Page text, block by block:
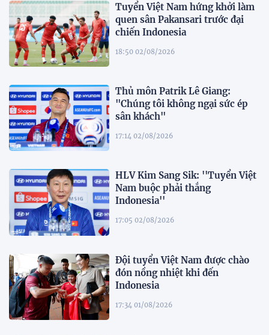
Tuyển Việt Nam hứng khởi làm
quen sân Pakansari trước đại
chiến Indonesia
18:50 02/08/2026
Thủ môn Patrik Lê Giang:
"Chúng tôi không ngại sức ép
sân khách"
17:14 02/08/2026
HLV Kim Sang Sik: ''Tuyển Việt
Nam buộc phải thắng
Indonesia''
17:05 02/08/2026
Đội tuyển Việt Nam được chào
đón nồng nhiệt khi đến
Indonesia
17:34 01/08/2026